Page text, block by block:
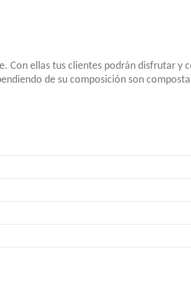
ellas tus clientes podrán disfrutar y
de su composición son